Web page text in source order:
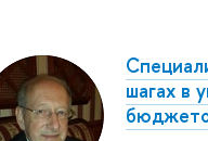
шагах в